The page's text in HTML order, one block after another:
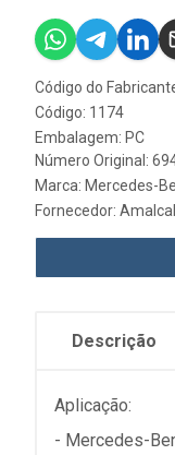
Código do
Código: 1174
Embalagem: PC
Número Original:
Marca: Mercedes-
Fornecedor:
Descrição
Aplicação:
- Mercedes-